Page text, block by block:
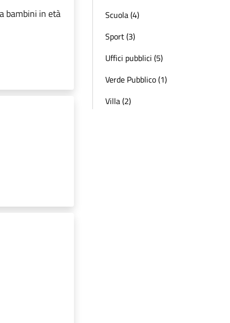
bambini in età
Scuola (4)
Sport (3)
Uffici pubblici (5)
Verde Pubblico (1)
Villa (2)